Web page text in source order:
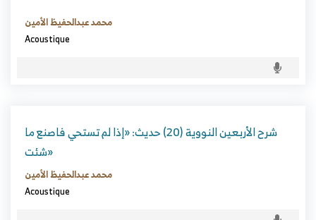
محمد عبدالحفيظ الأمين
Acoustique
شرح الأربعين النووية (20) حديث: «إذا لم تستحي فاصنع ما
شئت»
محمد عبدالحفيظ الأمين
Acoustique